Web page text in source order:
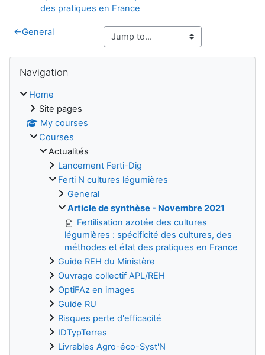
des pratiques en France
←General
Navigation
Home
Site pages
My courses
Courses
Actualités
Lancement Ferti-Dig
Ferti N cultures légumières
General
Article de synthèse - Novembre 2021
Fertilisation azotée des cultures
légumières : spécificité des cultures, des
méthodes et état des pratiques en France
Guide REH du Ministère
Ouvrage collectif APL/REH
OptiFAz en images
Guide RU
Risques perte d'efficacité
IDTypTerres
Livrables Agro-éco-Syst'N